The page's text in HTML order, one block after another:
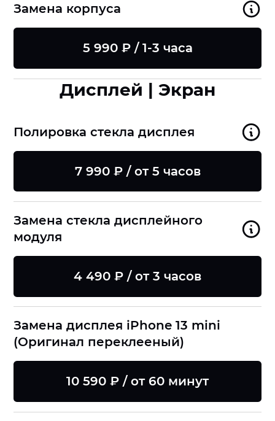
Замена корпуса
5 990 ₽ / 1-3 часа
Дисплей | Экран
Полировка стекла дисплея
7 990 ₽ / от 5 часов
Замена стекла дисплейного
модуля
4 490 ₽ / от 3 часов
Замена дисплея iPhone 13 mini
(Оригинал переклееный)
10 590 ₽ / от 60 минут